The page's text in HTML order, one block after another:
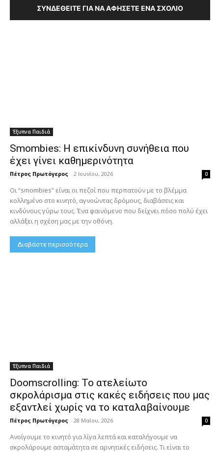
ΣΥΝΔΕΘΕΊΤΕ ΓΙΑ ΝΑ ΑΦΉΣΕΤΕ ΈΝΑ ΣΧΌΛΙΟ
Έξυπνα Παιδιά
Smombies: Η επικίνδυνη συνήθεια που
έχει γίνει καθημερινότητα
Πέτρος Πρωτόγερος - 2 Ιουνίου, 2026 0
Οι “smombies” είναι οι πεζοί που περπατούν με το βλέμμα
κολλημένο στο κινητό, αγνοώντας δρόμους, διαβάσεις και
κινδύνους γύρω τους. Ένα φαινόμενο που δείχνει πόσο πολύ έχει
αλλάξει η σχέση μας με την οθόνη.
Διαβάστε περισσότερα
Έξυπνα Παιδιά
Doomscrolling: Το ατελείωτο
σκρολάρισμα στις κακές ειδήσεις που μας
εξαντλεί χωρίς να το καταλαβαίνουμε
Πέτρος Πρωτόγερος - 28 Μαΐου, 2026 0
Ανοίγουμε το κινητό για λίγα λεπτά και καταλήγουμε να
σκρολάρουμε ασταμάτητα σε αρνητικές ειδήσεις. Τι είναι το